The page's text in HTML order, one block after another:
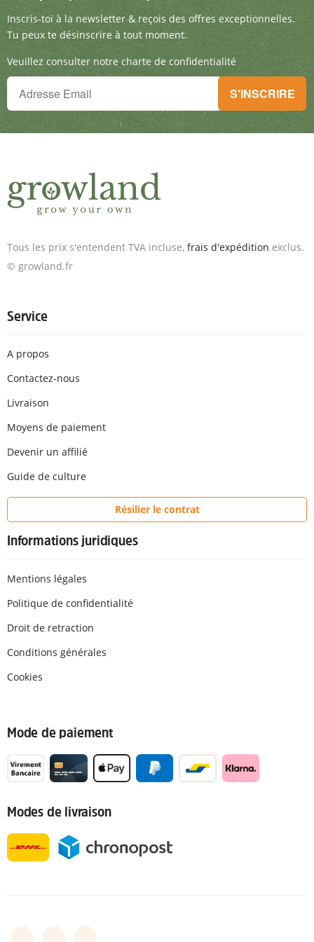
Inscris-toi à la newsletter & reçois des offres
Inscris-toi à la newsletter & reçois des offres exceptionnelles.
Tu peux te désinscrire à tout moment.
Veuillez consulter notre charte de confidentialité
Tu ne peux plus rien manquer !
Inscris-toi à la newsletter & reçois des offres exceptionnelles.
S'INSCRIRE
Tous les prix s'entendent TVA incluse, frais d'expédition exclus.
© growland.fr
Service
A propos
Contactez-nous
Livraison
Moyens de paiement
Devenir un affilié
Guide de culture
Résilier le contrat
Informations juridiques
Mentions légales
Politique de confidentialité
Droit de retraction
Conditions générales
Cookies
Mode de paiement
Modes de livraison